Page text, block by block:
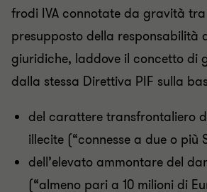
frodi IVA connotate da gravità
presupposto della responsabilità
giuridiche, laddove il concetto di
dalla stessa Direttiva PIF sulla
del carattere transfrontaliero
illecite (“connesse a due o più
dell’elevato ammontare del
(“almeno pari a 10 milioni di